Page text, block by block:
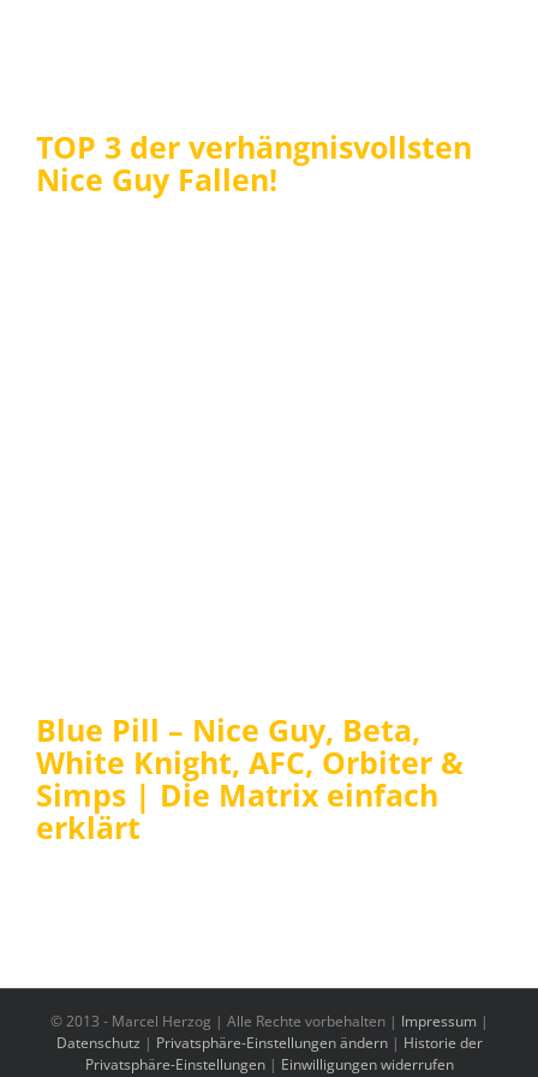
TOP 3 der verhängnisvollsten
Nice Guy Fallen!
Blue Pill – Nice Guy, Beta,
White Knight, AFC, Orbiter &
Simps | Die Matrix einfach
erklärt
© 2013 - Marcel Herzog | Alle Rechte vorbehalten | Impressum |
Datenschutz | Privatsphäre-Einstellungen ändern| Historie der
Privatsphäre-Einstellungen| Einwilligungen widerrufen